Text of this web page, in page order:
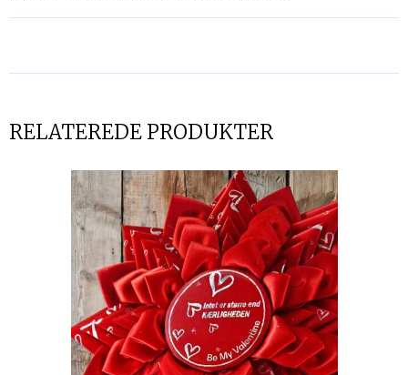
RELATEREDE PRODUKTER